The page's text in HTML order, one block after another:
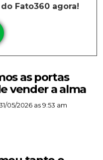
Fato360 agora!
as portas
vender a alma
05/2026 as 9:53 am